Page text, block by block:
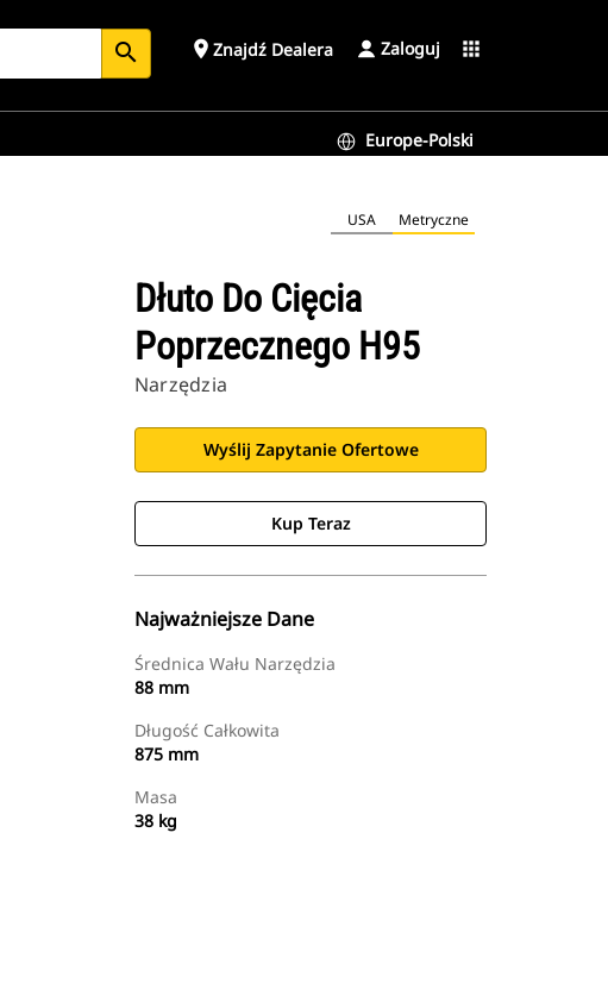
search place Znajdź Dealera Zaloguj apps
Europe-Polski
USA Metryczne
Dłuto Do Cięcia
Poprzecznego H95
Narzędzia
Wyślij Zapytanie Ofertowe
Kup Teraz
Najważniejsze Dane
Średnica Wału Narzędzia
88 mm
Długość Całkowita
875 mm
Masa
38 kg